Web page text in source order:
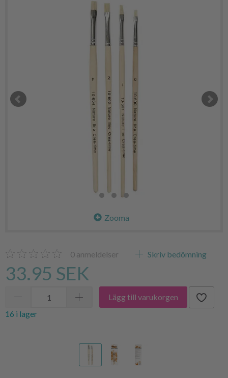
Zooma
0 anmeldelser Skriv bedömning
33.95 SEK
Lägg till varukorgen
16 i lager